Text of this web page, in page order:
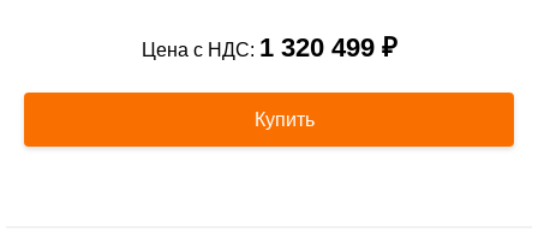
Цена с НДС: 1 320 499 ₽
Купить